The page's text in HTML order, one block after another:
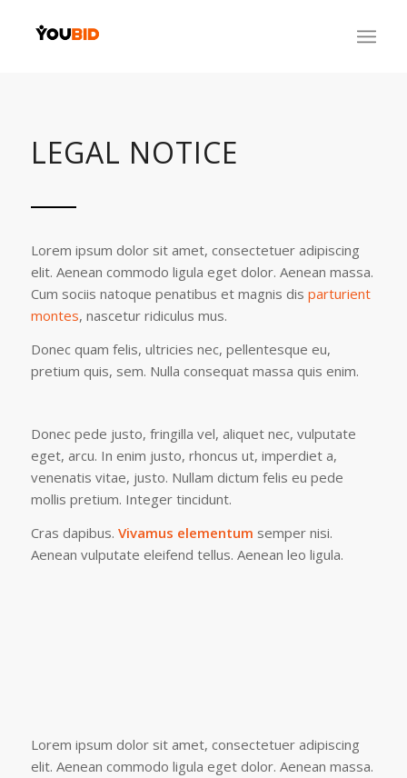
LEGAL NOTICE
Lorem ipsum dolor sit amet, consectetuer adipiscing
elit. Aenean commodo ligula eget dolor. Aenean massa.
Cum sociis natoque penatibus et magnis dis parturient
montes, nascetur ridiculus mus.
Donec quam felis, ultricies nec, pellentesque eu,
pretium quis, sem. Nulla consequat massa quis enim.
Donec pede justo, fringilla vel, aliquet nec, vulputate
eget, arcu. In enim justo, rhoncus ut, imperdiet a,
venenatis vitae, justo. Nullam dictum felis eu pede
mollis pretium. Integer tincidunt.
Cras dapibus. Vivamus elementum semper nisi.
Aenean vulputate eleifend tellus. Aenean leo ligula.
Lorem ipsum dolor sit amet, consectetuer adipiscing
elit. Aenean commodo ligula eget dolor. Aenean massa.